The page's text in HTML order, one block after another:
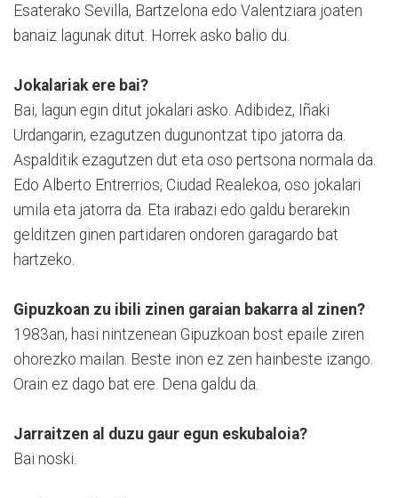
Esaterako Sevilla, Bartzelona edo Valentziara joaten
banaiz lagunak ditut. Horrek asko balio du.
Jokalariak ere bai?
Bai, lagun egin ditut jokalari asko. Adibidez, Iñaki
Urdangarin, ezagutzen dugunontzat tipo jatorra da.
Aspalditik ezagutzen dut eta oso pertsona normala da.
Edo Alberto Entrerrios, Ciudad Realekoa, oso jokalari
umila eta jatorra da. Eta irabazi edo galdu berarekin
gelditzen ginen partidaren ondoren garagardo bat
hartzeko.
Gipuzkoan zu ibili zinen garaian bakarra al zinen?
1983an, hasi nintzenean Gipuzkoan bost epaile ziren
ohorezko mailan. Beste inon ez zen hainbeste izango.
Orain ez dago bat ere. Dena galdu da.
Jarraitzen al duzu gaur egun eskubaloia?
Bai noski.